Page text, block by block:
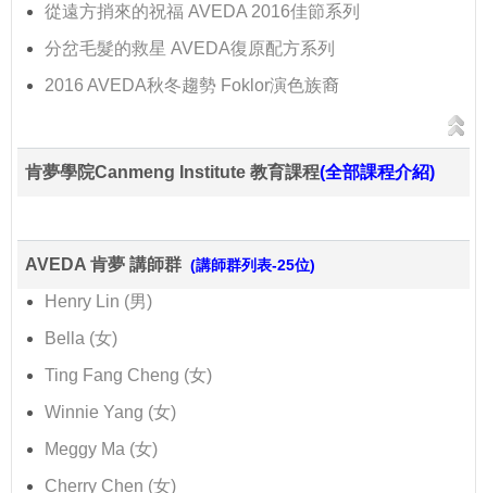
從遠方捎來的祝福 AVEDA 2016佳節系列
分岔毛髮的救星 AVEDA復原配方系列
2016 AVEDA秋冬趨勢 Foklor演色族裔
肯夢學院Canmeng Institute 教育課程(全部課程介紹)
AVEDA 肯夢 講師群 (講師群列表-25位)
Henry Lin (男)
Bella (女)
Ting Fang Cheng (女)
Winnie Yang (女)
Meggy Ma (女)
Cherry Chen (女)